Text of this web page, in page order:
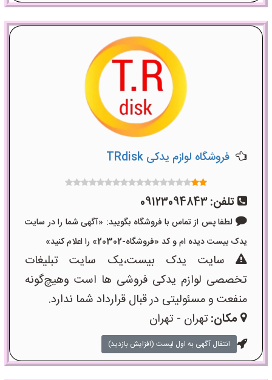
فروشگاه لوازم یدکی TRdisk
تلفن:09123094843
لطفا پس از تماس با فروشگاه بگویید: «آگهی شما را در سایت
یدک بیست دیده ام و کد «فروشگاه-20302» را اعلام کنید»
سایت یدک بیست،یک سایت تبلیغات
تخصصی لوازم یدکی فروشی ها است وهیچ‌گونه
منفعت و مسئولیتی در قبال قرارداد شما ندارد.
مکان:تهران - تهران
انتقال آگهی به اول لیست (افزایش بازدید)